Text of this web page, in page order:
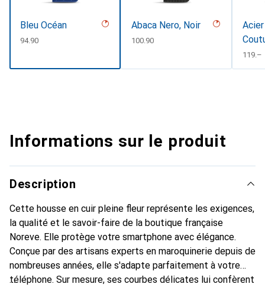
Bleu Océan
CHF
94.90
Abaca Nero, Noir
CHF
100.90
CHF
119.–
Informations sur le produit
Description
Cette housse en cuir pleine fleur représente les exigences,
la qualité et le savoir-faire de la boutique française
Noreve. Elle protège votre smartphone avec élégance.
Conçue par des artisans experts en maroquinerie depuis de
nombreuses années, elle s'adapte parfaitement à votre
téléphone. Sur mesure, ses courbes délicates lui confèrent